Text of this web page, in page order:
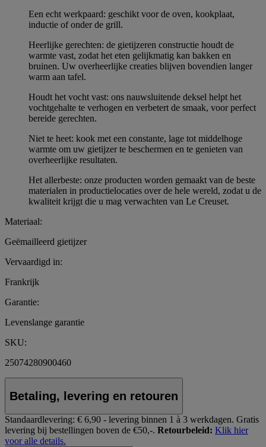
Een echt werkpaard: geschikt voor de oven, kookplaat,
inductie of onder de grill.
Heerlijke gerechten: de gietijzeren constructie houdt de
warmte vast, zodat het eten gelijkmatig kan bakken en
bruinen. Uw overheerlijke creaties blijven bovendien langer
warm aan tafel.
Houdt het vocht vast: ons nauwsluitende deksel helpt het
vochtgehalte te verhogen en verbetert de smaak, voor perfect
bereide gerechten.
Niet te heet: kook met een constante, lage tot middelhoge
warmte om uw gietijzer te beschermen en te genieten van
overheerlijke resultaten.
Het allerbeste: onze producten worden gemaakt van de beste
materialen in productielocaties over de hele wereld, zodat u de
kwaliteit krijgt die u mag verwachten van Le Creuset.
Materiaal:
Geëmailleerd gietijzer
Vervaardigd in:
Frankrijk
Garantie:
Levenslange garantie
SKU:
25074280900460
Betaling, levering en retouren
Standaardlevering: € 6,90 - levering binnen 1 à 3 werkdagen. Gratis
levering bij bestellingen boven de €50,-. Retourbeleid: Klik hier
voor alle details.